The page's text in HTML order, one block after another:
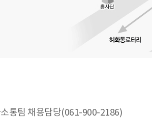
통팀 채용담당(061-900-2186)